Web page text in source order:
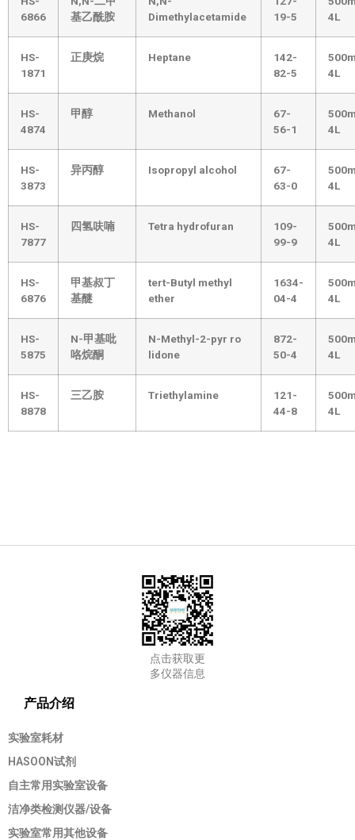
6866
基乙酰胺
Dimethylacetamide
19-5
4L
HS-
1871
正庚烷 Heptane
142-
82-5
4L
HS-
4874
甲醇 Methanol
67-
56-1
4L
HS-
3873
异丙醇 Isopropyl alcohol
67-
63-0
4L
HS-
7877
四氢呋喃 Tetra hydrofuran
109-
99-9
4L
HS-
6876
甲基叔丁
基醚
tert-Butyl methyl
ether
1634-
04-4
4L
HS-
5875
N-甲基吡
咯烷酮
N-Methyl-2-pyr ro
lidone
872-
50-4
4L
HS-
8878
三乙胺 Triethylamine
121-
44-8
4L
点击获取更
多仪器信息
产品介绍
实验室耗材
HASOON试剂
自主常用实验室设备
洁净类检测仪器/设备
实验室常用其他设备